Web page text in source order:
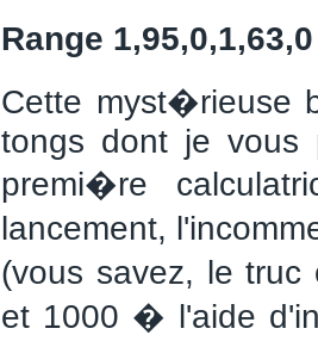
Range 1,95,0,1,63,0
Cette myst�rieuse
tongs dont je vous
premi�re
lancement,
(vous savez, le
et 1000 � l'aide